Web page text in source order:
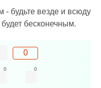
будьте везде и всюду
бесконечным.
0
0 0